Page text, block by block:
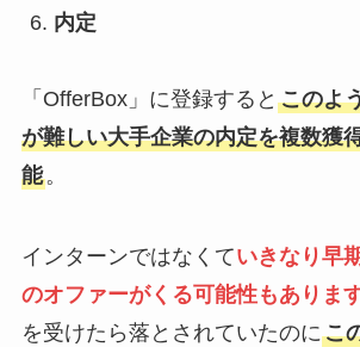
内定
「OfferBox」に登録すると このよ
が難しい大手企業の内定を複数獲
能。
インターンではなくていきなり早
のオファーがくる可能性もありま
を受けたら落とされていたのにこ